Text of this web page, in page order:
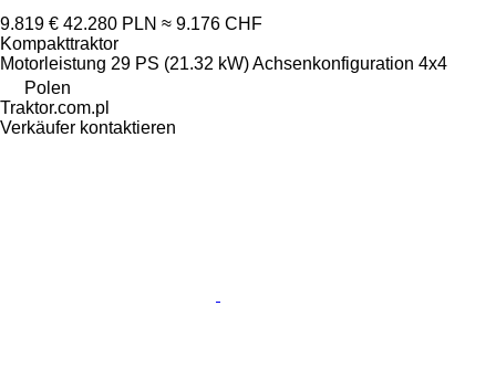
9.819 € 42.280 PLN ≈ 9.176 CHF
Kompakttraktor
Motorleistung 29 PS (21.32 kW)Achsenkonfiguration 4x4
Polen
Traktor.com.pl
Verkäufer kontaktieren